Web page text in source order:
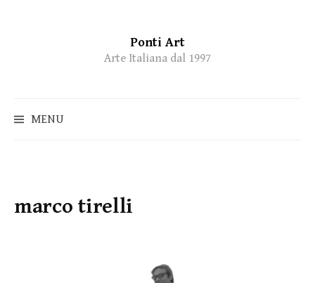
Ponti Art
Arte Italiana dal 1997
MENU
marco tirelli